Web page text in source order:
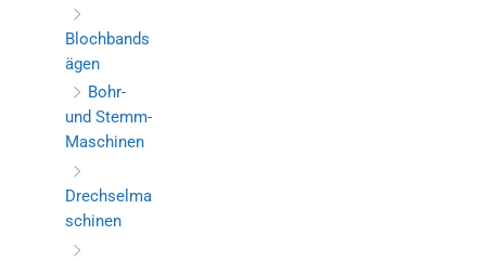
Blochbands
ägen
Bohr-
und Stemm-
Maschinen
Drechselma
schinen